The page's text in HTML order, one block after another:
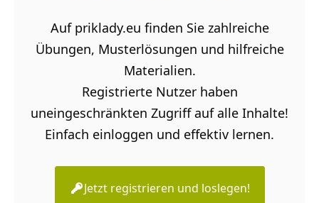
Auf priklady.eu finden Sie zahlreiche
Übungen, Musterlösungen und hilfreiche
Materialien.
Registrierte Nutzer haben
uneingeschränkten Zugriff auf alle Inhalte!
Einfach einloggen und effektiv lernen.
Jetzt registrieren und loslegen!